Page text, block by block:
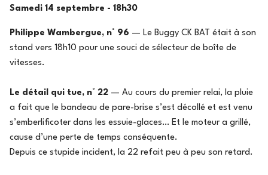
Samedi 14 septembre - 18h30
Philippe Wambergue, n° 96 — Le Buggy CK BAT était à son
stand vers 18h10 pour une souci de sélecteur de boîte de
vitesses.
Le détail qui tue, n° 22 — Au cours du premier relai, la pluie
a fait que le bandeau de pare-brise s’est décollé et est venu
s’emberlificoter dans les essuie-glaces… Et le moteur a grillé,
cause d’une perte de temps conséquente.
Depuis ce stupide incident, la 22 refait peu à peu son retard.